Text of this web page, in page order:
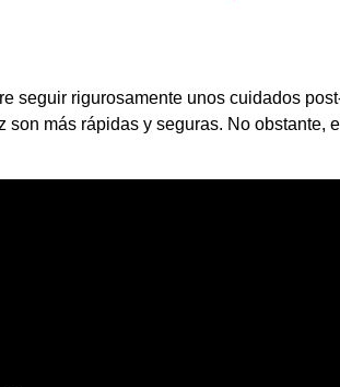
seguir rigurosamente unos cuidados
más rápidas y seguras. No